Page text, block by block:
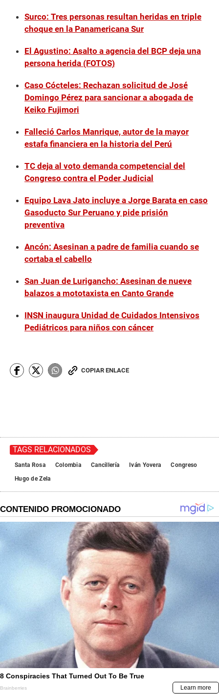
Surco: Tres personas resultan heridas en triple
choque en la Panamericana Sur
El Agustino: Asalto a agencia del BCP deja una
persona herida (FOTOS)
Caso Cócteles: Rechazan solicitud de José
Domingo Pérez para sancionar a abogada de
Keiko Fujimori
Falleció Carlos Manrique, autor de la mayor
estafa financiera en la historia del Perú
TC deja al voto demanda competencial del
Congreso contra el Poder Judicial
Equipo Lava Jato incluye a Jorge Barata en caso
Gasoducto Sur Peruano y pide prisión
preventiva
Ancón: Asesinan a padre de familia cuando se
cortaba el cabello
San Juan de Lurigancho: Asesinan de nueve
balazos a mototaxista en Canto Grande
INSN inaugura Unidad de Cuidados Intensivos
Pediátricos para niños con cáncer
COPIAR ENLACE
TAGS RELACIONADOS
Santa Rosa Colombia Cancillería Iván Yovera
Congreso
Hugo de Zela